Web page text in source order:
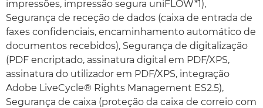
impressões, impressão segura uniFLOW*1),
Segurança de receção de dados (caixa de entrada de
faxes confidenciais, encaminhamento automático de
documentos recebidos), Segurança de digitalização
(PDF encriptado, assinatura digital em PDF/XPS,
assinatura do utilizador em PDF/XPS, integração
Adobe LiveCycle® Rights Management ES2.5),
Segurança de caixa (proteção da caixa de correio com